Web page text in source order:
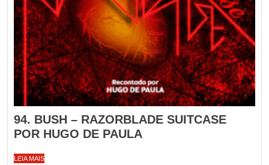
94. BUSH – RAZORBLADE SUITCASE
POR HUGO DE PAULA
LEIA MAIS